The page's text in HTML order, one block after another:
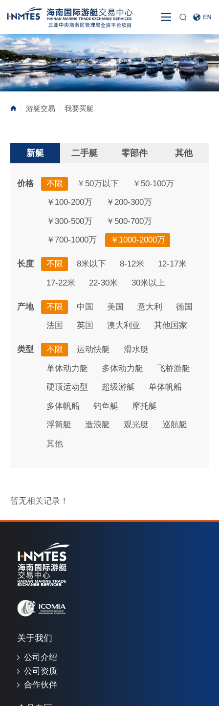
| 游艇交易 | 我要买艇
新艇 二手艇 零部件 其他
价格 不限 ￥50万以下 ￥50-100万
￥100-200万 ￥200-300万
￥300-500万 ￥500-700万
￥700-1000万 ￥1000-2000万
长度 不限 8米以下 8-12米 12-17米
17-22米 22-30米 30米以上
产地 不限 中国 美国 意大利 德国
法国 英国 澳大利亚 其他国家
类型 不限 运动快艇 滑水艇
单体动力艇 多体动力艇 飞桥游艇
硬顶运动型 超级游艇 单体帆船
多体帆船 钓鱼艇 摩托艇
浮筒艇 造浪艇 观光艇 巡航艇
其他
暂无相关记录！
关于我们
公司介绍
公司资质
合作伙伴